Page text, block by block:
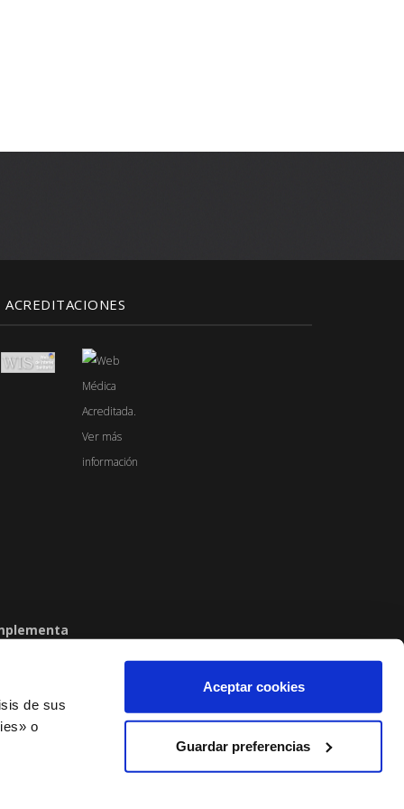
de sus
o
Aceptar cookies
Guardar preferencias
ACREDITACIONES
derechos reservados.
PRIVACIDAD REDES SOCIALES